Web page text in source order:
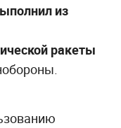
из
ракеты